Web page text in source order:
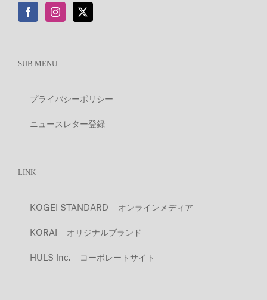
SUB MENU
プライバシーポリシー
ニュースレター登録
LINK
KOGEI STANDARD – オンラインメディア
KORAI – オリジナルブランド
HULS Inc. – コーポレートサイト